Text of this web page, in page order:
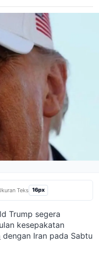
Teks 16px
Trump segera
kesepakatan
dengan Iran pada Sabtu